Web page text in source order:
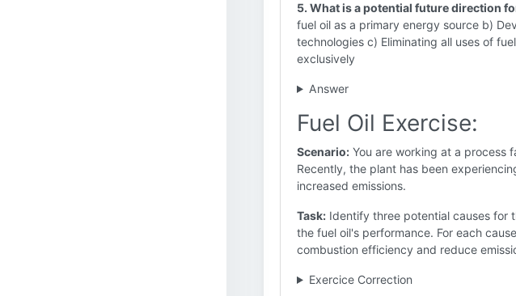
5. What is a potential future direction
fuel oil as a primary energy source b)
technologies c) Eliminating all uses of
exclusively
Answer
Fuel Oil Exercise:
Scenario: You are working at a process
Recently, the plant has been
increased emissions.
Task: Identify three potential causes for
the fuel oil's performance. For each
combustion efficiency and reduce
Exercice Correction